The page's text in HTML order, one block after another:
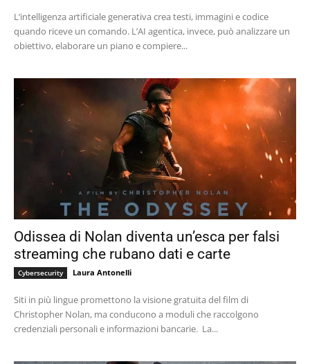
L’intelligenza artificiale generativa crea testi, immagini e codice
quando riceve un comando. L’AI agentica, invece, può analizzare un
obiettivo, elaborare un piano e compiere...
Odissea di Nolan diventa un’esca per falsi
streaming che rubano dati e carte
Cybersecurity Laura Antonelli
Siti in più lingue promettono la visione gratuita del film di
Christopher Nolan, ma conducono a moduli che raccolgono
credenziali personali e informazioni bancarie. La...